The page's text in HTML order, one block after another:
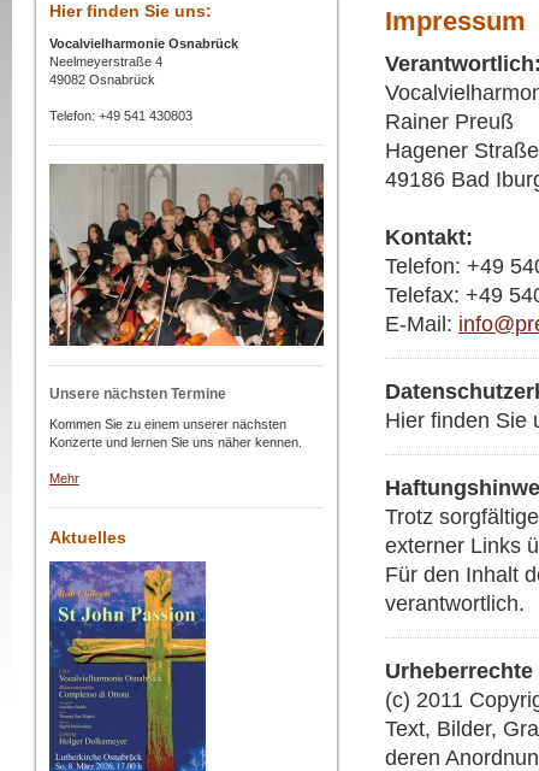
Hier finden Sie uns:
Vocalvielharmonie Osnabrück
Neelmeyerstraße 4
49082 Osnabrück
Telefon: +49 541 430803
Unsere nächsten Termine
Kommen Sie zu einem unserer nächsten
Konzerte und lernen Sie uns näher kennen.
Mehr
Aktuelles
Impressum
Rainer Preuß
Hagener
49186 Bad
Kontakt:
Telefon: +49
Telefax: +49
E-Mail:
Hier finden Sie
Trotz
externer Links
Für den Inhalt
verantwortlich.
Urheberrechte
(c) 2011
Text, Bilder,
deren